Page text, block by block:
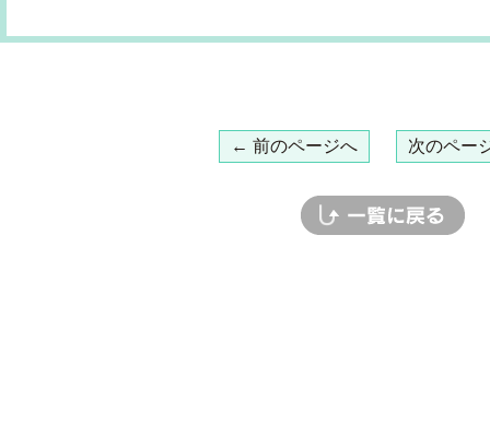
← 前のページへ 次のペー